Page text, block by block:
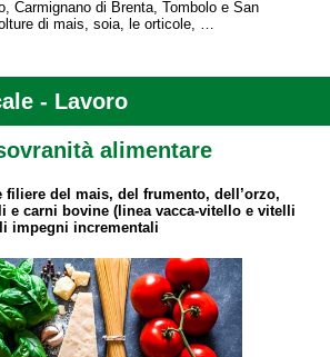
Carmignano di Brenta, Tombolo e San
di mais, soia, le orticole, …
- Lavoro
alimentare
filiere del mais, del frumento, dell’orzo,
e carni bovine (linea vacca-vitello e vitelli
impegni incrementali